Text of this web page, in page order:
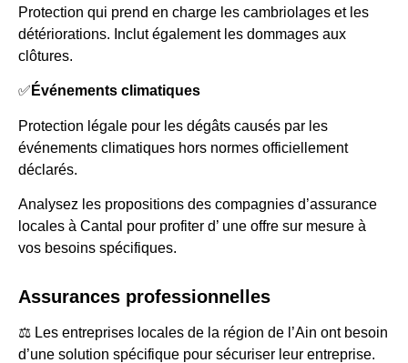
Protection qui prend en charge les cambriolages et les
détériorations. Inclut également les dommages aux
clôtures.
✅ Événements climatiques
Protection légale pour les dégâts causés par les
événements climatiques hors normes officiellement
déclarés.
Analysez les propositions des compagnies d’assurance
locales à Cantal pour profiter d’ une offre sur mesure à
vos besoins spécifiques.
Assurances professionnelles
⚖️ Les entreprises locales de la région de l’Ain ont besoin
d’une solution spécifique pour sécuriser leur entreprise.